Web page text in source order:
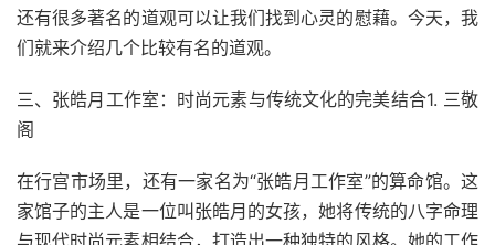
还有很多著名的道观可以让我们找到心灵的慰藉。今天，我
们就来介绍几个比较有名的道观。
三、张皓月工作室：时尚元素与传统文化的完美结合1. 三敬
阁
在行宫市场里，还有一家名为“张皓月工作室”的算命馆。这
家馆子的主人是一位叫张皓月的女孩，她将传统的八字命理
与现代时尚元素相结合，打造出一种独特的风格。她的工作